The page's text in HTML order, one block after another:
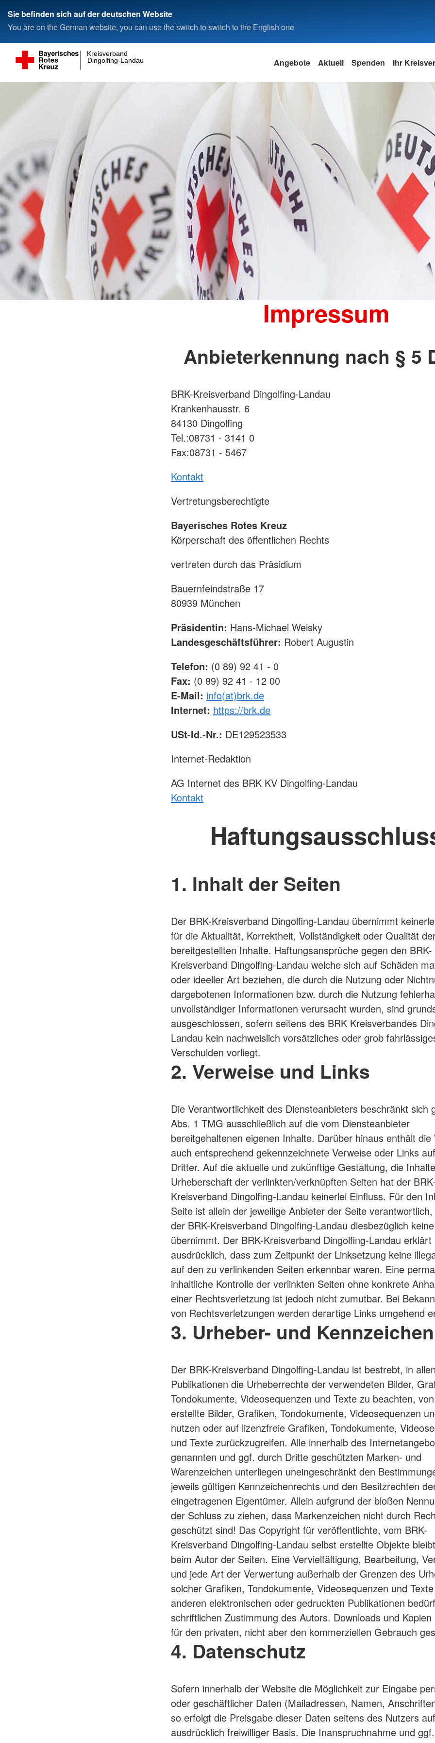
Sie befinden sich auf der deutschen Website
You are on the German website, you can use the switch to switch to the English one
Dingolfing-Landau
Kreisverband
Angebote Aktuell Spenden Ihr
Impressum
Anbieterkennung nach § 5
BRK-Kreisverband Dingolfing-Landau
Krankenhausstr. 6
84130 Dingolfing
Tel.:08731 - 3141 0
Fax:08731 - 5467
Kontakt
Vertretungsberechtigte
Bayerisches Rotes Kreuz
Körperschaft des öffentlichen Rechts
vertreten durch das Präsidium
Bauernfeindstraße 17
80939 München
Präsidentin: Hans-Michael Weisky
Landesgeschäftsführer: Robert Augustin
Telefon: (0 89) 92 41 - 0
Fax: (0 89) 92 41 - 12 00
E-Mail: info(at)brk.de
Internet: https://brk.de
USt-Id.-Nr.: DE129523533
Internet-Redaktion
AG Internet des BRK KV Dingolfing-Landau
Kontakt
1. Inhalt der Seiten
Der BRK-Kreisverband Dingolfing-Landau übernimmt
für die Aktualität, Korrektheit, Vollständigkeit oder Qualität
bereitgestellten Inhalte. Haftungsansprüche gegen den BRK-
Kreisverband Dingolfing-Landau welche sich auf Schäden
oder ideeller Art beziehen, die durch die Nutzung oder
dargebotenen Informationen bzw. durch die Nutzung
unvollständiger Informationen verursacht wurden, sind
ausgeschlossen, sofern seitens des BRK Kreisverbandes
Landau kein nachweislich vorsätzliches oder grob
Verschulden vorliegt.
2. Verweise und Links
Die Verantwortlichkeit des Diensteanbieters beschränkt sich
Abs. 1 TMG ausschließlich auf die vom Diensteanbieter
bereitgehaltenen eigenen Inhalte. Darüber hinaus enthält die
auch entsprechend gekennzeichnete Verweise oder Links
Dritter. Auf die aktuelle und zukünftige Gestaltung, die
Urheberschaft der verlinkten/verknüpften Seiten hat der
Kreisverband Dingolfing-Landau keinerlei Einfluss. Für den
Seite ist allein der jeweilige Anbieter der Seite
der BRK-Kreisverband Dingolfing-Landau diesbezüglich
übernimmt. Der BRK-Kreisverband Dingolfing-Landau
ausdrücklich, dass zum Zeitpunkt der Linksetzung keine
auf den zu verlinkenden Seiten erkennbar waren. Eine
inhaltliche Kontrolle der verlinkten Seiten ohne konkrete
einer Rechtsverletzung ist jedoch nicht zumutbar. Bei
von Rechtsverletzungen werden derartige Links umgehend
3. Urheber- und
Der BRK-Kreisverband Dingolfing-Landau ist bestrebt, in
Publikationen die Urheberrechte der verwendeten Bilder,
Tondokumente, Videosequenzen und Texte zu beachten,
erstellte Bilder, Grafiken, Tondokumente, Videosequenzen
nutzen oder auf lizenzfreie Grafiken, Tondokumente,
und Texte zurückzugreifen. Alle innerhalb des
genannten und ggf. durch Dritte geschützten Marken- und
Warenzeichen unterliegen uneingeschränkt den
jeweils gültigen Kennzeichenrechts und den Besitzrechten
eingetragenen Eigentümer. Allein aufgrund der bloßen
der Schluss zu ziehen, dass Markenzeichen nicht durch
geschützt sind! Das Copyright für veröffentlichte, vom BRK-
Kreisverband Dingolfing-Landau selbst erstellte Objekte
beim Autor der Seiten. Eine Vervielfältigung, Bearbeitung,
und jede Art der Verwertung außerhalb der Grenzen des
solcher Grafiken, Tondokumente, Videosequenzen und
anderen elektronischen oder gedruckten Publikationen
schriftlichen Zustimmung des Autors. Downloads und
für den privaten, nicht aber den kommerziellen Gebrauch
4. Datenschutz
Sofern innerhalb der Website die Möglichkeit zur Eingabe
oder geschäftlicher Daten (Mailadressen, Namen,
so erfolgt die Preisgabe dieser Daten seitens des Nutzers auf
ausdrücklich freiwilliger Basis. Die Inanspruchnahme und ggf.